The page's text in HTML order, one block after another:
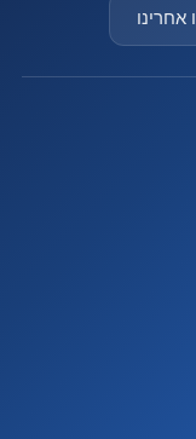
אחרינו